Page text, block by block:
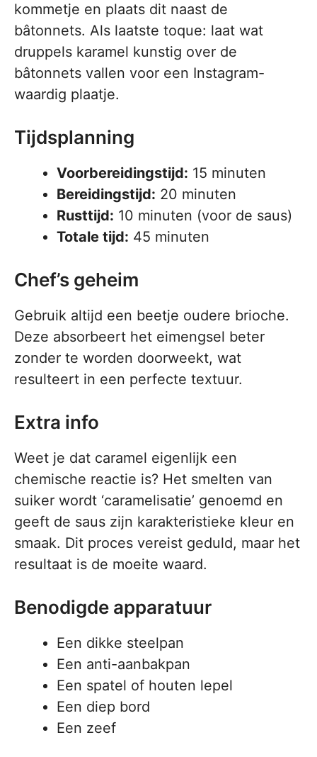
kommetje en plaats dit naast de
bâtonnets. Als laatste toque: laat wat
druppels karamel kunstig over de
bâtonnets vallen voor een Instagram-
waardig plaatje.
Tijdsplanning
Voorbereidingstijd: 15 minuten
Bereidingstijd: 20 minuten
Rusttijd: 10 minuten (voor de saus)
Totale tijd: 45 minuten
Chef’s geheim
Gebruik altijd een beetje oudere brioche.
Deze absorbeert het eimengsel beter
zonder te worden doorweekt, wat
resulteert in een perfecte textuur.
Extra info
Weet je dat caramel eigenlijk een
chemische reactie is? Het smelten van
suiker wordt ‘caramelisatie’ genoemd en
geeft de saus zijn karakteristieke kleur en
smaak. Dit proces vereist geduld, maar het
resultaat is de moeite waard.
Benodigde apparatuur
Een dikke steelpan
Een anti-aanbakpan
Een spatel of houten lepel
Een diep bord
Een zeef